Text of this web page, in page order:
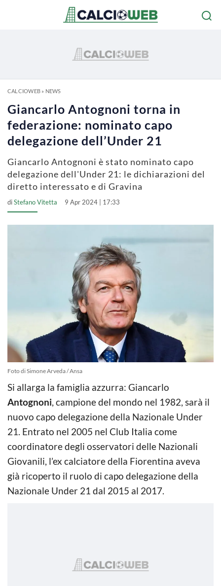
CALCIOWEB» NEWS
Giancarlo Antognoni torna in
federazione: nominato capo
delegazione dell’Under 21
Giancarlo Antognoni è stato nominato capo
delegazione dell'Under 21: le dichiarazioni del
diretto interessato e di Gravina
diStefano Vitetta 9 Apr 2024 | 17:33
Foto di Simone Arveda / Ansa
Si allarga la famiglia azzurra: Giancarlo
Antognoni, campione del mondo nel 1982, sarà il
nuovo capo delegazione della Nazionale Under
21. Entrato nel 2005 nel Club Italia come
coordinatore degli osservatori delle Nazionali
Giovanili, l’ex calciatore della Fiorentina aveva
già ricoperto il ruolo di capo delegazione della
Nazionale Under 21 dal 2015 al 2017.